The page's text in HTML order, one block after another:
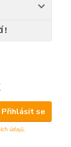
!
Přihlásit se
údajů.